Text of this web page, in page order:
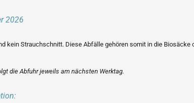
2026
kein Strauchschnitt. Diese Abfälle gehören somit in die
die Abfuhr jeweils am nächsten Werktag.